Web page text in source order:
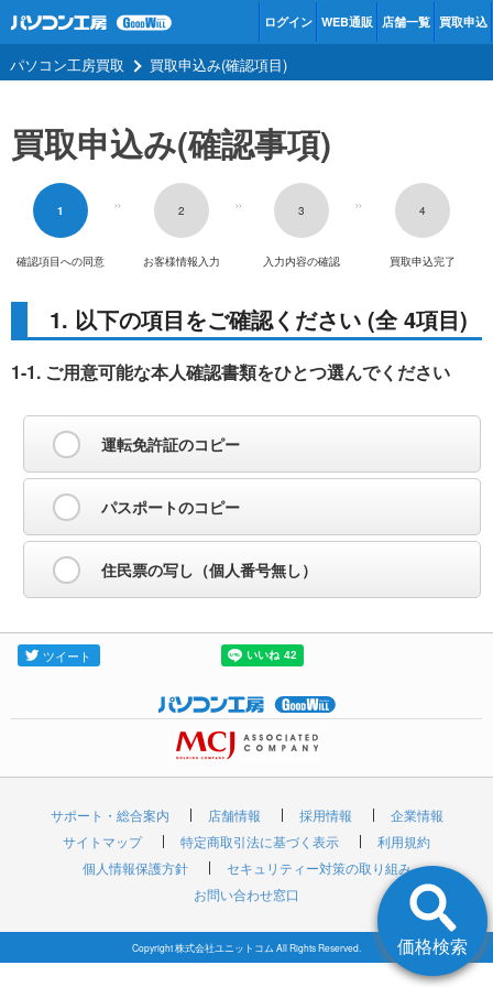
ログイン WEB通販 店舗一覧 買取申込
パソコン工房買取 買取申込み(確認項目)
買取申込み(確認事項)
1 >>
確認項目への同意
2 >>
お客様情報入力
3 >>
入力内容の確認
4
買取申込完了
1. 以下の項目をご確認ください (全 4項目)
1-1. ご用意可能な本人確認書類をひとつ選んでください
運転免許証のコピー
パスポートのコピー
住民票の写し（個人番号無し）
価格検索
サポート・総合案内 店舗情報 採用情報
企業情報
サイトマップ
特定商取引法に基づく表示
利用規約
個人情報保護方針
セキュリティー対策の取り組み
お問い合わせ窓口
Copyright 株式会社ユニットコム All Rights Reserved.